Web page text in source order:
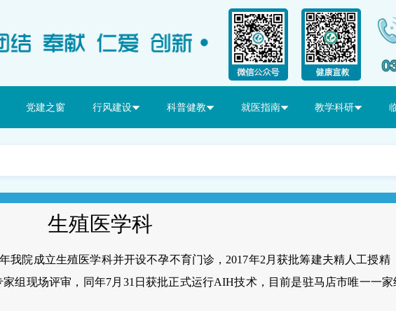
党建之窗 行风建设 科普健教 就医指南 教学科研
生殖医学科
我院成立生殖医学科并开设不孕不育门诊，2017年2月获批筹建夫精人工授精
组现场评审，同年7月31日获批正式运行AIH技术，目前是驻马店市唯一一家